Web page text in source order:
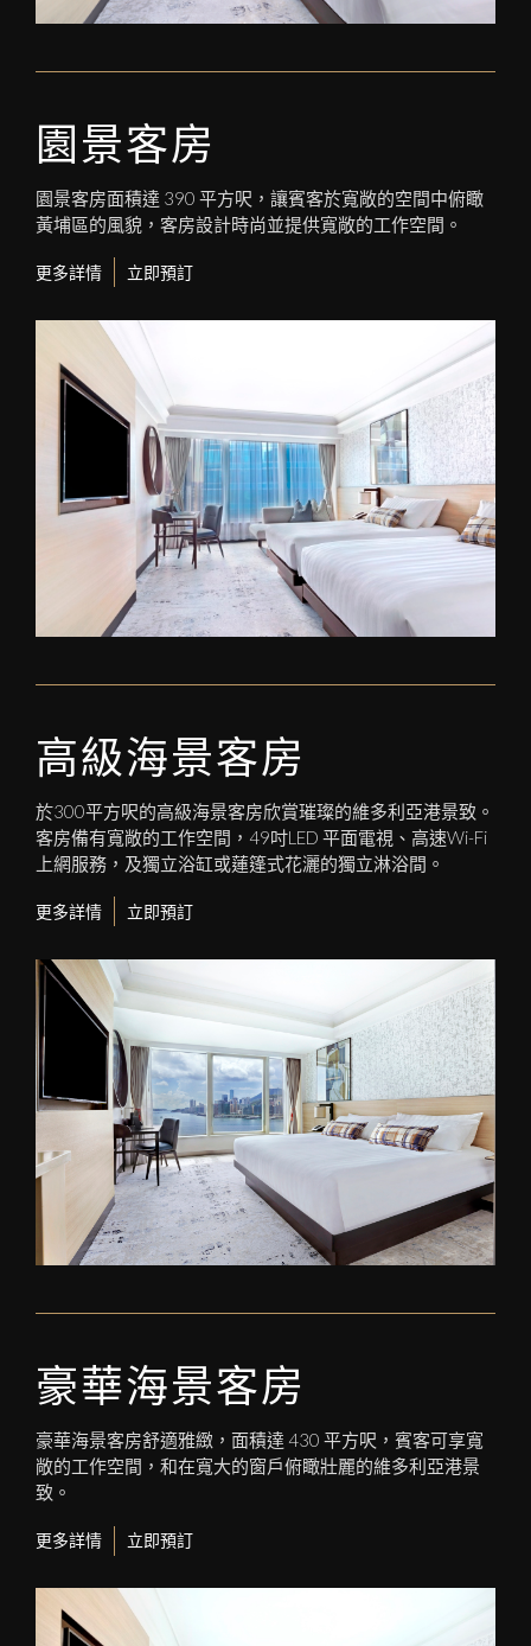
園景客房
園景客房面積達 390 平方呎，讓賓客於寬敞的空間中俯瞰
黃埔區的風貌，客房設計時尚並提供寬敞的工作空間。
更多詳情 立即預訂
高級海景客房
於300平方呎的高級海景客房欣賞璀璨的維多利亞港景致。
客房備有寬敞的工作空間，49吋LED 平面電視、高速Wi-Fi
上網服務，及獨立浴缸或蓮篷式花灑的獨立淋浴間。
更多詳情 立即預訂
豪華海景客房
豪華海景客房舒適雅緻，面積達 430 平方呎，賓客可享寬
敞的工作空間，和在寬大的窗戶俯瞰壯麗的維多利亞港景
致。
更多詳情 立即預訂